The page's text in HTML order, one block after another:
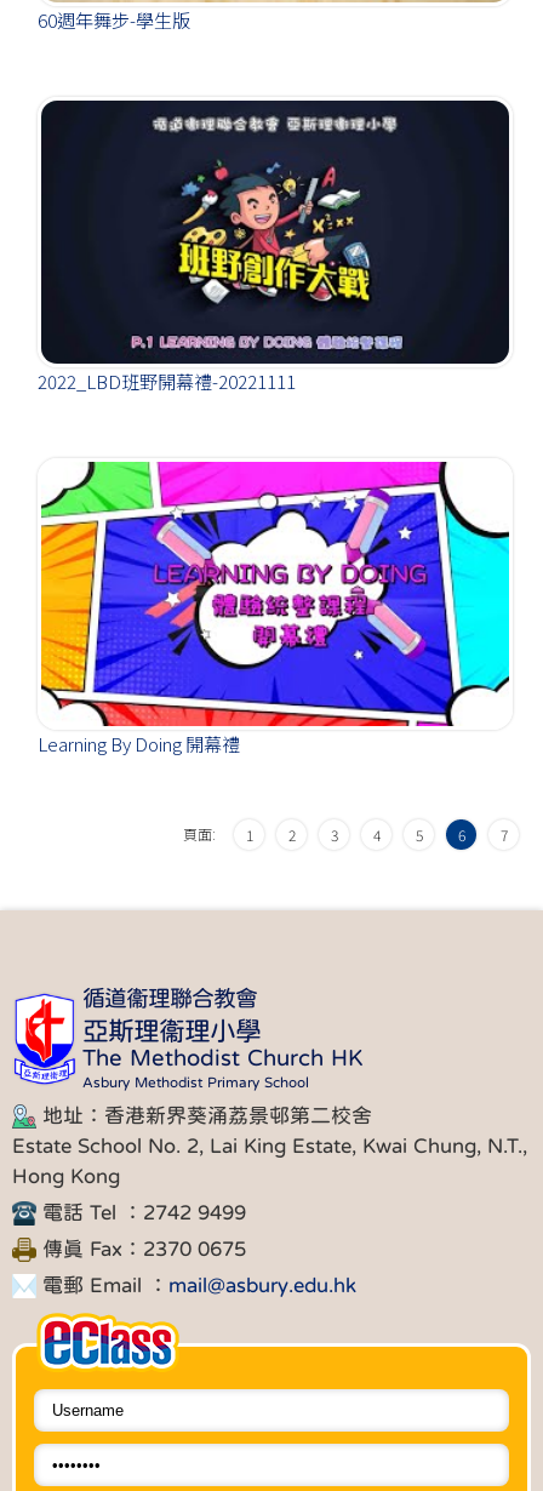
60週年舞步-學生版
2022_LBD班野開幕禮-20221111
Learning By Doing 開幕禮
頁面: 1 2 3 4 5 6 7
循道衞理聯合教會
亞斯理衞理小學
The Methodist Church HK
Asbury Methodist Primary School
地址：香港新界葵涌荔景邨第二校舍
Estate School No. 2, Lai King Estate, Kwai Chung, N.T.,
Hong Kong
電話 Tel ：2742 9499
傳真 Fax：2370 0675
電郵 Email ： mail@asbury.edu.hk